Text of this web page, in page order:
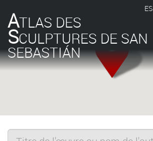
ATLAS DES
SCULPTURES DE SAN
SEBASTIÁN
ES